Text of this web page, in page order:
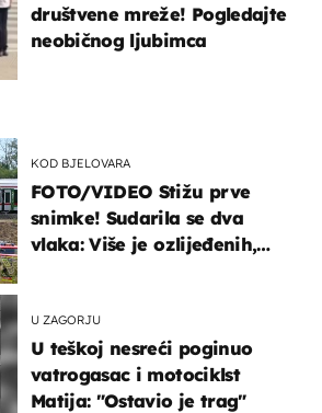
KOD BJELOVARA
FOTO/VIDEO Stižu prve
snimke! Sudarila se dva
vlaka: Više je ozlijeđenih,
U ZAGORJU
U teškoj nesreći poginuo
vatrogasac i motociklst
Matija: "Ostavio je trag"
društvene mreže! Pogledajte
neobičnog ljubimca